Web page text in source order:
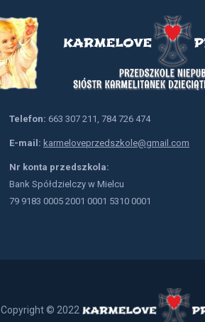
Telefon: 663 307 211, 784 726 474
E-mail: karmeloveprzedszkole@gmail.com
Nr konta przedszkola:
Bank Spółdzielczy w Mielcu
79 9183 0005 2001 0001 5310 0001
Copyright © 2022